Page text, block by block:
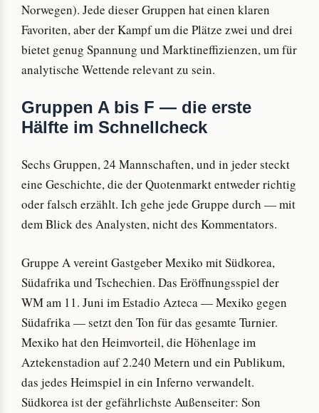
Norwegen). Jede dieser Gruppen hat einen klaren
Favoriten, aber der Kampf um die Plätze zwei und drei
bietet genug Spannung und Marktineffizienzen, um für
analytische Wettende relevant zu sein.
Gruppen A bis F — die erste
Hälfte im Schnellcheck
Sechs Gruppen, 24 Mannschaften, und in jeder steckt
eine Geschichte, die der Quotenmarkt entweder richtig
oder falsch erzählt. Ich gehe jede Gruppe durch — mit
dem Blick des Analysten, nicht des Kommentators.
Gruppe A vereint Gastgeber Mexiko mit Südkorea,
Südafrika und Tschechien. Das Eröffnungsspiel der
WM am 11. Juni im Estadio Azteca — Mexiko gegen
Südafrika — setzt den Ton für das gesamte Turnier.
Mexiko hat den Heimvorteil, die Höhenlage im
Aztekenstadion auf 2.240 Metern und ein Publikum,
das jedes Heimspiel in ein Inferno verwandelt.
Südkorea ist der gefährlichste Außenseiter: Son